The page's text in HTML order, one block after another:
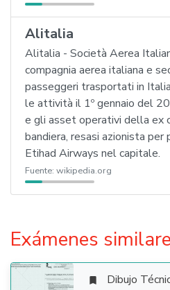
Alitalia
Alitalia - Società Aerea
compagnia aerea italiana e
passeggeri trasportati in
le attività il 1º gennaio del
e gli asset operativi della ex
bandiera, resasi azionista
Etihad Airways nel capitale.
Fuente: wikipedia.org
Exámenes
 Dibujo